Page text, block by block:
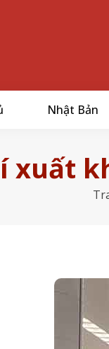
Nhật Bản
xuất